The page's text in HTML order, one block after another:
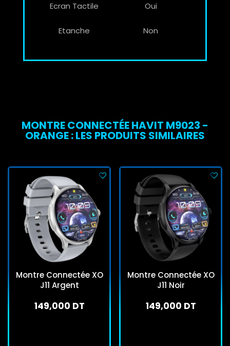
Ecran Tactile Oui
Etanche Non
MONTRE CONNECTÉE HAVIT M9023 -
ORANGE : LES PRODUITS SIMILAIRES
Montre Connectée XO
J11 Argent
149,000 DT
Montre Connectée XO
J11 Noir
149,000 DT